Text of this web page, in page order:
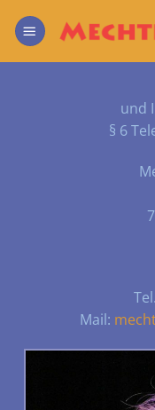
Inhalt
und
§ 6
Mail: